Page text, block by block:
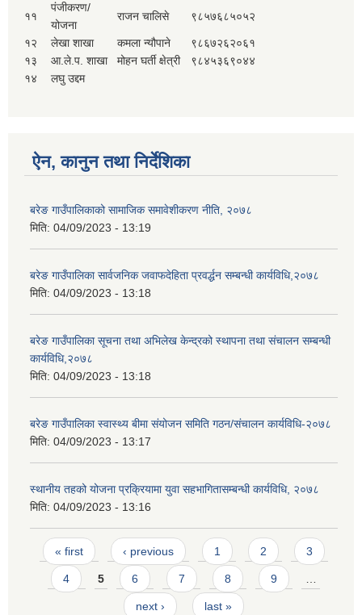
११
पंजीकरण/
योजना
राजन चालिसे ९८५७६८५०५२
१२ लेखा शाखा कमला न्यौपाने
९८६७२६२०६१
१३
आ.ले.प. शाखा मोहन घर्ती क्षेत्री
९८४५३६९०४४
१४
लघु उद्दम
ऐन, कानुन तथा निर्देशिका
बरेङ गाउँपालिकाको सामाजिक समावेशीकरण नीति, २०७८
मिति: 04/09/2023 - 13:19
बरेङ गाउँपालिका सार्वजनिक जवाफदेहिता प्रवर्द्धन सम्बन्धी कार्यविधि,२०७८
मिति: 04/09/2023 - 13:18
बरेङ गाउँपालिका सूचना तथा अभिलेख केन्द्रको स्थापना तथा संचालन सम्बन्धी
कार्यविधि,२०७८
मिति: 04/09/2023 - 13:18
बरेङ गाउँपालिका स्वास्थ्य बीमा संयोजन समिति गठन/संचालन कार्यविधि-२०७८
मिति: 04/09/2023 - 13:17
स्थानीय तहको योजना प्रक्रियामा युवा सहभागितासम्बन्धी कार्यविधि, २०७८
मिति: 04/09/2023 - 13:16
Pages
« first ‹ previous 1 2 3
4 5 6 7 8 9
next › last »